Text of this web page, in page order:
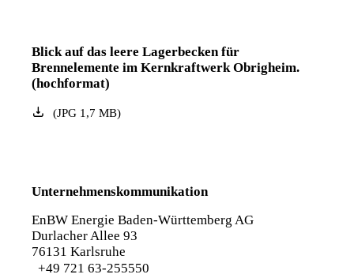
Blick auf das leere Lagerbecken für
Brennelemente im Kernkraftwerk Obrigheim.
(hochformat)
(JPG1,7 MB)
Unternehmenskommunikation
EnBW Energie Baden-Württemberg AG
Durlacher Allee 93
76131 Karlsruhe
+49 721 63-255550